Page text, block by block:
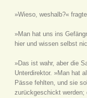
»Wieso, weshalb?«
»Man hat uns ins
hier und wissen selbst
»Das ist wahr, aber die
Unterdirektor. »Man hat
Pässe fehlten, und sie
zurückgeschickt werden;